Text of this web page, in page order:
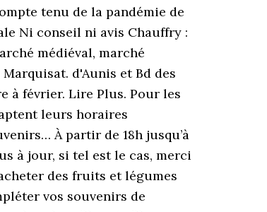
tenu de la pandémie de
Ni conseil ni avis Chauffry :
médiéval, marché
d'Aunis et Bd des
à février. Lire Plus. Pour les
leurs horaires
À partir de 18h jusqu’à
à jour, si tel est le cas, merci
des fruits et légumes
vos souvenirs de